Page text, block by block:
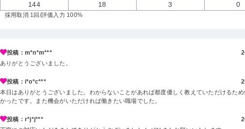
144 18 3 0
採用取消 1回 /評価入力 100%
投稿：m*n*m***
ありがとうございました。
投稿：i*o*c***
本日はありがとうございました。わからないことがあれば都度優しく教えていただけるた
かったです。また機会がいただければ働きたい職場でした。
投稿：r*j*j***